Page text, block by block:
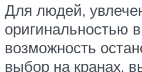
Для людей,
оригинальностью
возможность
выбор на кранах,